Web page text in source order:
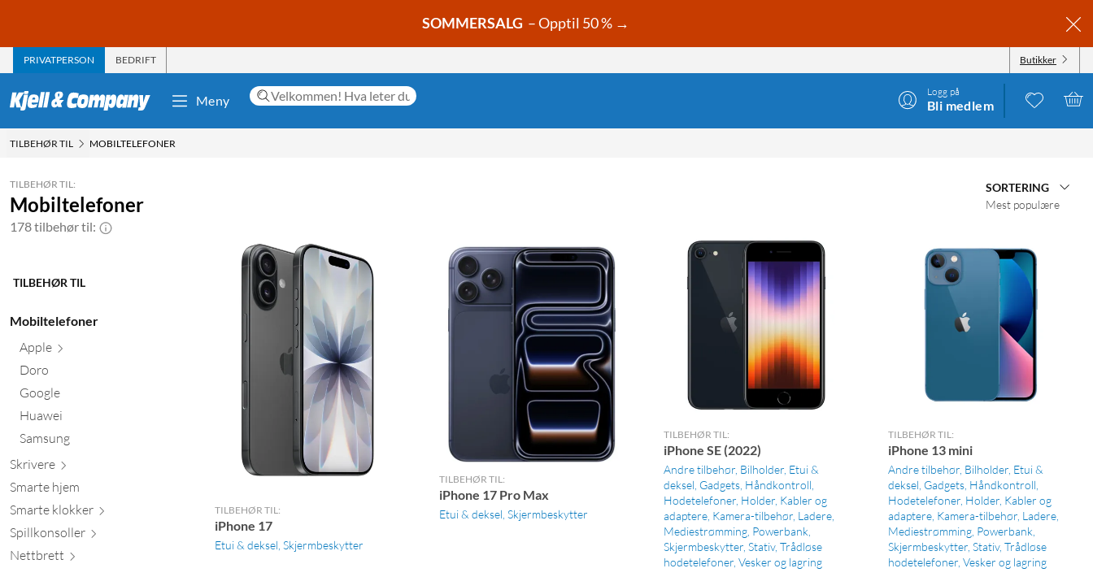
SOMMERSALG – Opptil 50 % →
PRIVATPERSON BEDRIFT Butikker
Meny
Logg på
Bli medlem
TILBEHØR TIL MOBILTELEFONER
TILBEHØR TIL:
Mobiltelefoner
178 tilbehør til:
TILBEHØR TIL
Mobiltelefoner
Apple
Doro
Google
Huawei
Samsung
Skrivere
Smarte hjem
Smarte klokker
Spillkonsoller
Nettbrett
SORTERING
Mest populære
TILBEHØR TIL:
iPhone 17
Etui & deksel Skjermbeskytter
TILBEHØR TIL:
iPhone 17 Pro Max
Etui & deksel Skjermbeskytter
TILBEHØR TIL:
iPhone SE (2022)
Andre tilbehør Bilholder Etui &
deksel Gadgets Håndkontroll
Hodetelefoner Holder Kabler og
adaptere Kamera-tilbehør Ladere
Mediestrømming Powerbank
Skjermbeskytter Stativ Trådløse
hodetelefoner Vesker og lagring
TILBEHØR TIL:
iPhone 13 mini
Andre tilbehør Bilholder Etui &
deksel Gadgets Håndkontroll
Hodetelefoner Holder Kabler og
adaptere Kamera-tilbehør Ladere
Mediestrømming Powerbank
Skjermbeskytter Stativ Trådløse
hodetelefoner Vesker og lagring